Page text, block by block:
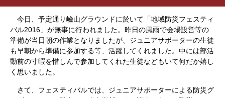
今日、予定通り嶮山グラウンドに於いて「地域防災フェスティ
バル2016」が無事に行われました。昨日の風雨で会場設営等の
準備が当日朝の作業となりましたが、ジュニアサポーターの生徒
も早朝から準備に参加する等、活躍してくれました。中には部活
動前の寸暇を惜しんで参加してくれた生徒などもいて何だか嬉し
く思いました。
さて、フェスティバルでは、ジュニアサポーターによる防災グ